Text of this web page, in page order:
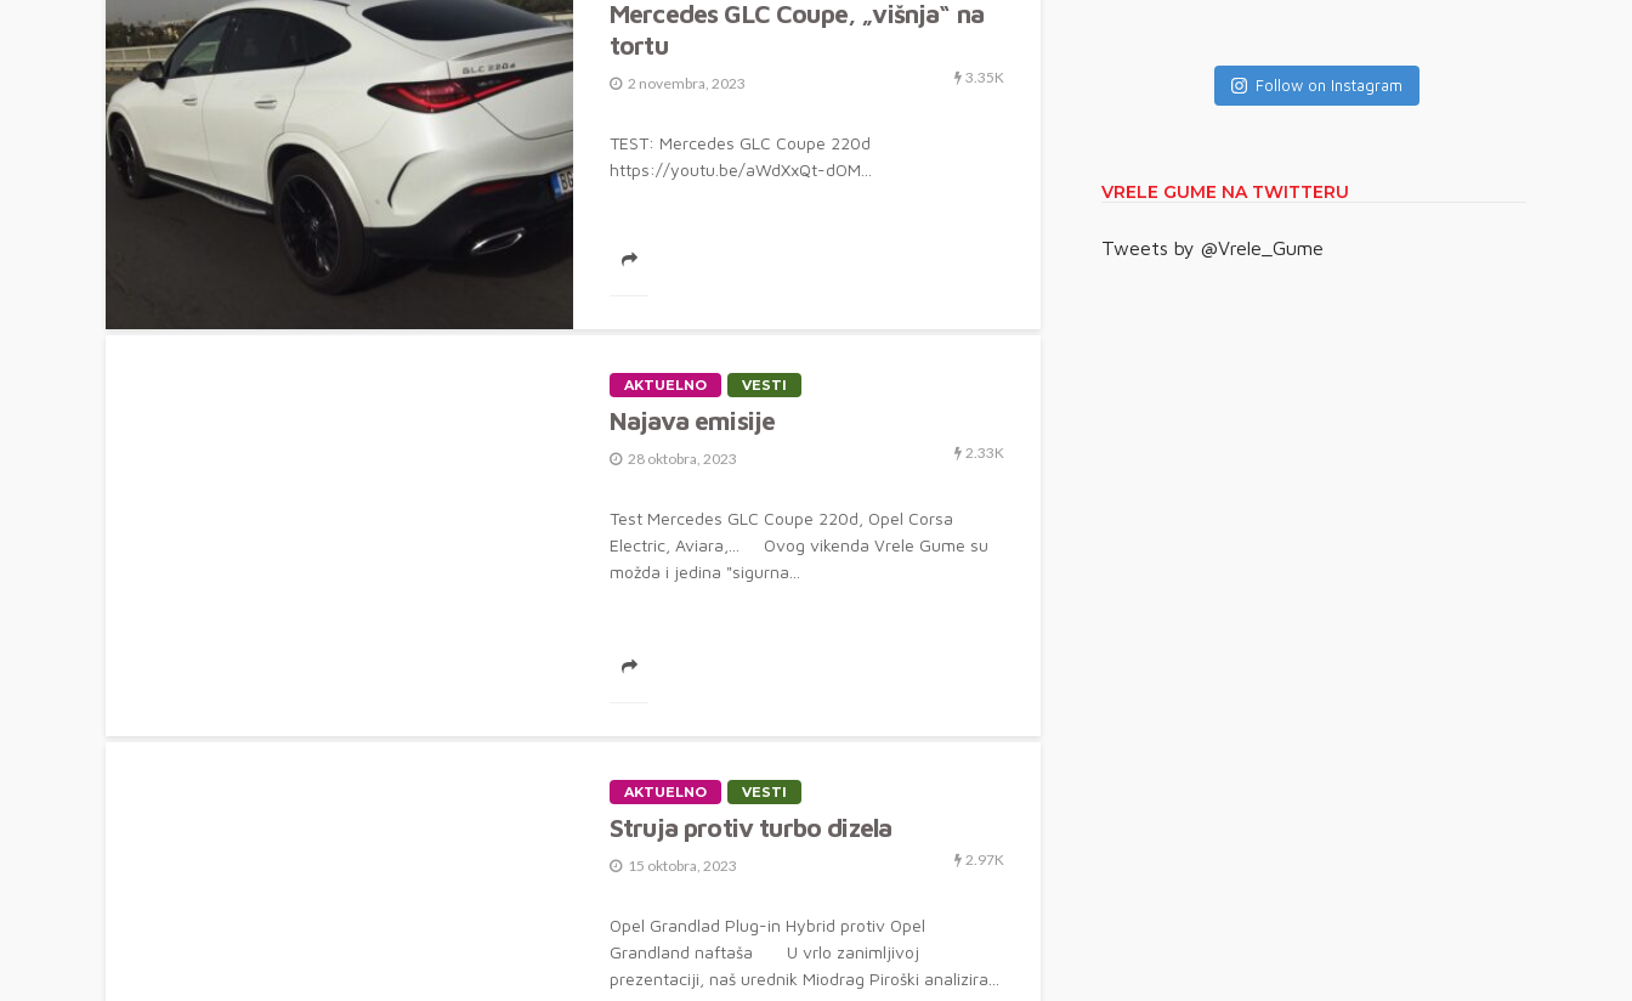
Mercedes GLC Coupe, „višnja“ na
tortu
2 novembra, 2023 3.35K
TEST: Mercedes GLC Coupe 220d
https://youtu.be/aWdXxQt-dOM...
AKTUELNO VESTI
Najava emisije
28 oktobra, 2023 2.33K
Test Mercedes GLC Coupe 220d, Opel Corsa
Electric, Aviara,... Ovog vikenda Vrele Gume su
možda i jedina "sigurna...
AKTUELNO VESTI
Struja protiv turbo dizela
15 oktobra, 2023 2.97K
Opel Grandlad Plug-in Hybrid protiv Opel
Grandland naftaša U vrlo zanimljivoj
prezentaciji, naš urednik Miodrag Piroški analizira...
Follow on Instagram
VRELE GUME NA TWITTERU
Tweets by @Vrele_Gume